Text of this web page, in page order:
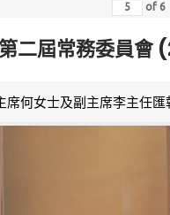
of 6
二屆常務委員會
席何女士及副主席李主任